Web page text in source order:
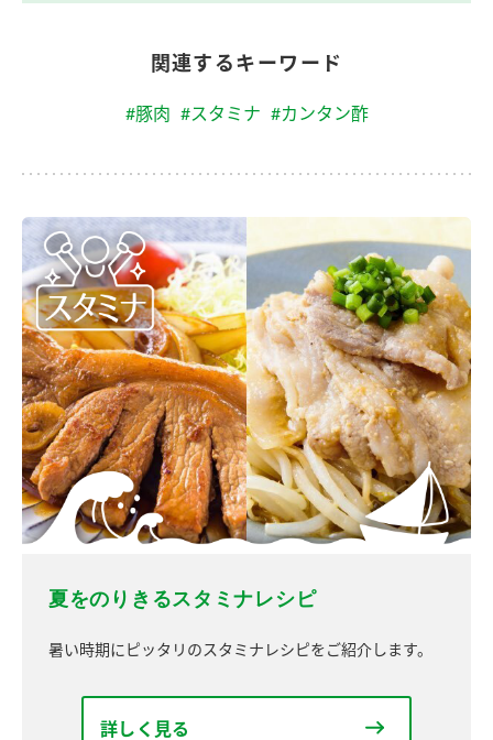
関連するキーワード
#豚肉 #スタミナ #カンタン酢
夏をのりきるスタミナレシピ
暑い時期にピッタリのスタミナレシピをご紹介します。
詳しく見る